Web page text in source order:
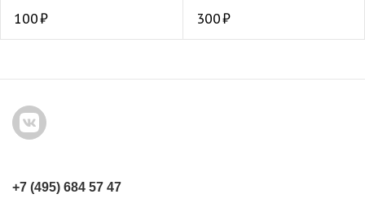
100 300
+7 (495) 684 57 47